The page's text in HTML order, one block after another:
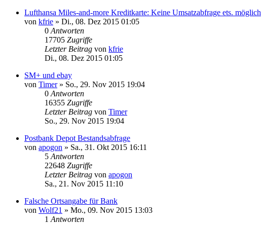
Lufthansa Miles-and-more Kreditkarte: Keine Umsatzabfrage ets. möglich
von kfrie » Di., 08. Dez 2015 01:05
0 Antworten
17705 Zugriffe
Letzter Beitrag von kfrie
Di., 08. Dez 2015 01:05
SM+ und ebay
von Timer» So., 29. Nov 2015 19:04
0 Antworten
16355 Zugriffe
Letzter Beitrag von Timer
So., 29. Nov 2015 19:04
Postbank Depot Bestandsabfrage
von apogon » Sa., 31. Okt 2015 16:11
5 Antworten
22648 Zugriffe
Letzter Beitrag von apogon
Sa., 21. Nov 2015 11:10
Falsche Ortsangabe für Bank
von Wolf21 » Mo., 09. Nov 2015 13:03
1 Antworten